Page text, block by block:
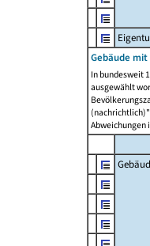
Gebäude
In bundesweit
ausgewählt
Abweichungen